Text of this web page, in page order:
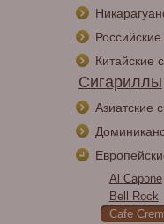
Китайские
Сигариллы
Азиатские
Al Capone
Bell Rock
Cafe